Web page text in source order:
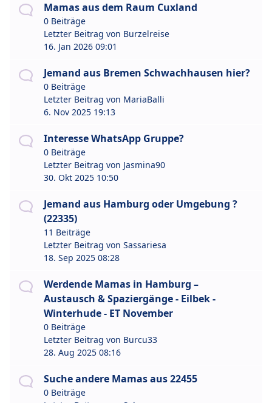
Mamas aus dem Raum Cuxland
0 Beiträge
Letzter Beitrag von Burzelreise
16. Jan 2026 09:01
Jemand aus Bremen Schwachhausen hier?
0 Beiträge
Letzter Beitrag von MariaBalli
6. Nov 2025 19:13
Interesse WhatsApp Gruppe?
0 Beiträge
Letzter Beitrag von Jasmina90
30. Okt 2025 10:50
Jemand aus Hamburg oder Umgebung ?
(22335)
11 Beiträge
Letzter Beitrag von Sassariesa
18. Sep 2025 08:28
Werdende Mamas in Hamburg –
Austausch & Spaziergänge - Eilbek -
Winterhude - ET November
0 Beiträge
Letzter Beitrag von Burcu33
28. Aug 2025 08:16
Suche andere Mamas aus 22455
0 Beiträge